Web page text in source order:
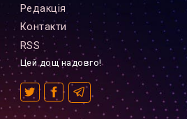
Редакцiя
Контакти
RSS
Цей дощ надовго!